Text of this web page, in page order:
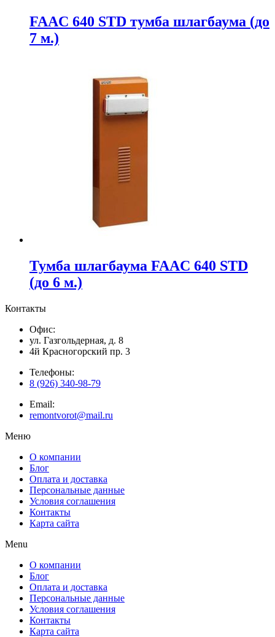
FAAC 640 STD тумба шлагбаума (до
7 м.)
Тумба шлагбаума FAAC 640 STD
(до 6 м.)
Контакты
Офис:
ул. Газгольдерная, д. 8
4й Красногорский пр. 3
Телефоны:
8 (926) 340-98-79
Email:
remontvorot@mail.ru
Меню
О компании
Блог
Оплата и доставка
Персональные данные
Условия соглашения
Контакты
Карта сайта
Menu
О компании
Блог
Оплата и доставка
Персональные данные
Условия соглашения
Контакты
Карта сайта